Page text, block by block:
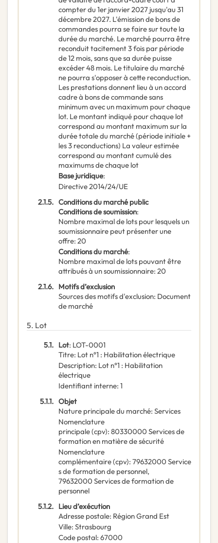
compter du 1er janvier 2027 jusqu'au 31
décembre 2027. L'émission de bons de
commandes pourra se faire sur toute la
durée du marché. Le marché pourra être
reconduit tacitement 3 fois par période
de 12 mois, sans que sa durée puisse
excéder 48 mois. Le titulaire du marché
ne pourra s'opposer à cette reconduction.
Les prestations donnent lieu à un accord
cadre à bons de commande sans
minimum avec un maximum pour chaque
lot. Le montant indiqué pour chaque lot
correspond au montant maximum sur la
durée totale du marché (période initiale +
les 3 reconductions) La valeur estimée
correspond au montant cumulé des
maximums de chaque lot
Base juridique:
Directive 2014/24/UE
2.1.5. Conditions du marché public
Conditions de soumission:
Nombre maximal de lots pour lesquels un
soumissionnaire peut présenter une
offre: 20
Conditions du marché:
Nombre maximal de lots pouvant être
attribués à un soumissionnaire: 20
2.1.6. Motifs d’exclusion
Sources des motifs d'exclusion: Document
de marché
5. Lot
5.1. Lot: LOT-0001
Titre: Lot n°1 : Habilitation électrique
Description: Lot n°1 : Habilitation
électrique
Identifiant interne: 1
5.1.1. Objet
Nature principale du marché: Services
Nomenclature
principale(cpv): 80330000 Services de
formation en matière de sécurité
Nomenclature
complémentaire(cpv): 79632000 Service
s de formation de personnel,
79632000 Services de formation de
personnel
5.1.2. Lieu d’exécution
Adresse postale: Région Grand Est
Ville: Strasbourg
Code postal: 67000